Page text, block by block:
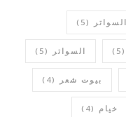
(5)
(5) السواتر (5)
بيوت شعر (4)
خيام (4)